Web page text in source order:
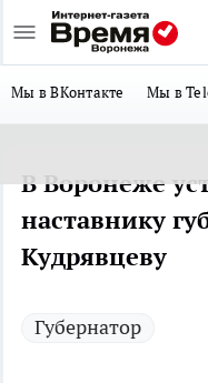
Мы в ВКонтакте Мы в
В Воронеже
наставнику
Кудрявцеву
Губернатор